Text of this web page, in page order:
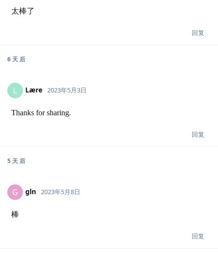
太棒了
回复
6 天后
L Lære 2023年5月3日
Thanks for sharing.
回复
5 天后
G gln 2023年5月8日
棒
回复